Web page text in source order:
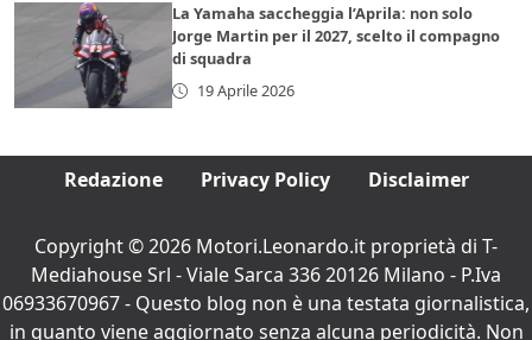
La Yamaha saccheggia l’Aprila: non solo
Jorge Martin per il 2027, scelto il compagno
di squadra
19 Aprile 2026
Redazione Privacy Policy Disclaimer
Copyright © 2026 Motori.Leonardo.it proprietà di T-
Mediahouse Srl - Viale Sarca 336 20126 Milano - P.Iva
06933670967 - Questo blog non è una testata giornalistica,
in quanto viene aggiornato senza alcuna periodicità. Non